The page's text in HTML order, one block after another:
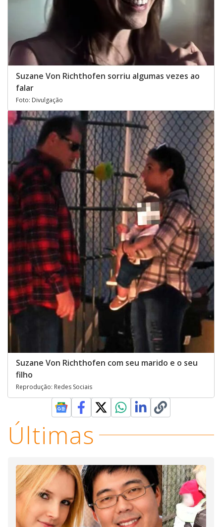
Suzane Von Richthofen sorriu algumas vezes ao
falar
Foto: Divulgação
Suzane Von Richthofen com seu marido e o seu
filho
Reprodução: Redes Sociais
Últimas